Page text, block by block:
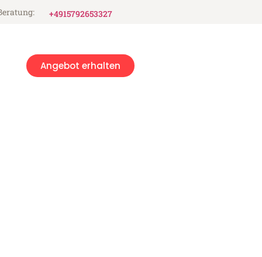
+4915792653327
Angebot erhalten